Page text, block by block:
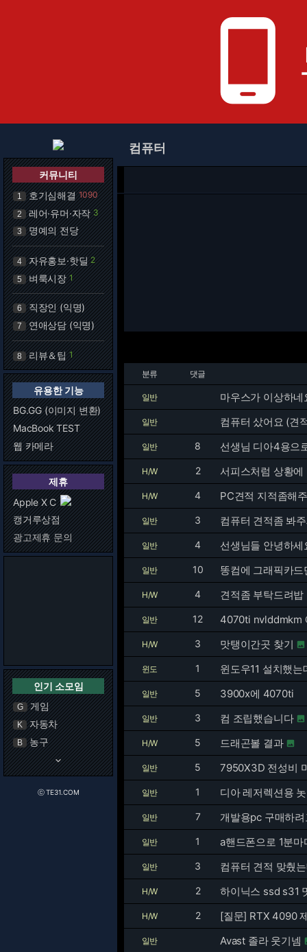
phone_android
커뮤니티
1 호기심해결 1090
2 레어·유머·자작 3
3 명예의 전당
4 자유홍보·핫딜 2
5 벼룩시장 1
6 직장인 (익명)
7 연애상담 (익명)
8 리뷰＆팁 1
유용한 기능
BG.GG (이미지 변환)
MacBook TEST
웹 카메라
제휴
Apple X C
캥거루상점
광고제휴 문의
인기 소모임
G 게임
K 자동차
B 농구
keyboard_arrow_down
ⓒ TE31.COM
컴퓨터
분류 댓글
일반 마우스가 이상하네
일반 컴퓨터 샀어요 (견
일반 8 선생님 디아4용으
H/W 2
H/W 4 PC견적 지적좀해
일반 3 컴퓨터 견적좀 봐
일반 4 선생님들 안녕하
일반 10 똥컴에 그래픽카
H/W 4 견적좀 부탁드려밥
일반 12 4070ti nvlddmkm
H/W 3 맛탱이간곳 찾기 
윈도 1 윈도우11 설치했는
일반 5 3900x에 4070ti
일반 3 컴 조립했습니다 
H/W 5 드래곤볼 결과 
일반 5 7950X3D 전성비
일반 1 디아 레저렉션용
일반 7 개발용pc 구매하
일반 1 a핸드폰으로 1분
일반 3 컴퓨터 견적 맞췄
H/W 2 하이닉스 ssd s31
H/W 2 [질문] RTX 4090
일반 Avast 졸라 웃기넴